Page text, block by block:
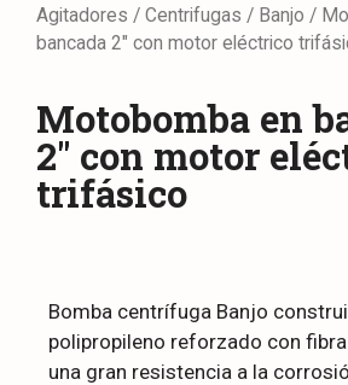
Agitadores / Centrifugas / Banjo /
bancada 2″ con motor eléctrico
Motobomba en
2″ con motor
trifásico
Bomba centrífuga Banjo
polipropileno reforzado con
una gran resistencia a la